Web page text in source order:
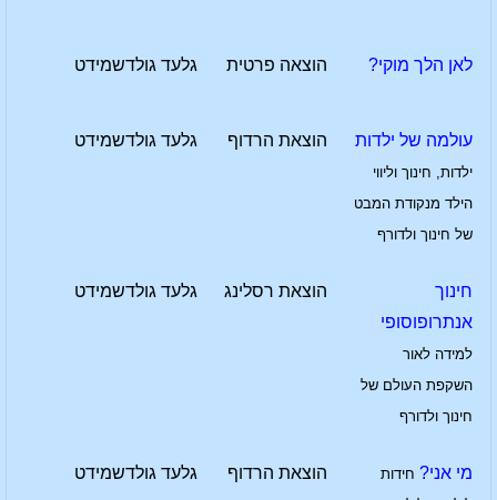
לאן הלך מוקי? הוצאה פרטית גלעד גולדשמידט
עולמה של ילדות
ילדות, חינוך וליווי
הילד מנקודת המבט
של חינוך ולדורף
הוצאת הרדוף גלעד גולדשמידט
חינוך
אנתרופוסופי
למידה לאור
השקפת העולם של
חינוך ולדורף
הוצאת רסלינג גלעד גולדשמידט
מי אני? חידות
הוצאת הרדוף גלעד גולדשמידט